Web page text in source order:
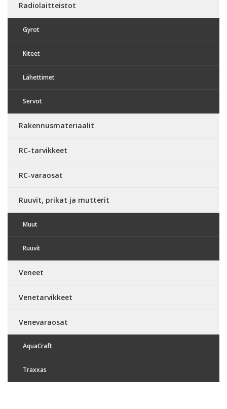
Radiolaitteistot
Gyrot
Kiteet
Lähettimet
Servot
Rakennusmateriaalit
RC-tarvikkeet
RC-varaosat
Ruuvit, prikat ja mutterit
Muut
Ruuvit
Veneet
Venetarvikkeet
Venevaraosat
AquaCraft
Traxxas